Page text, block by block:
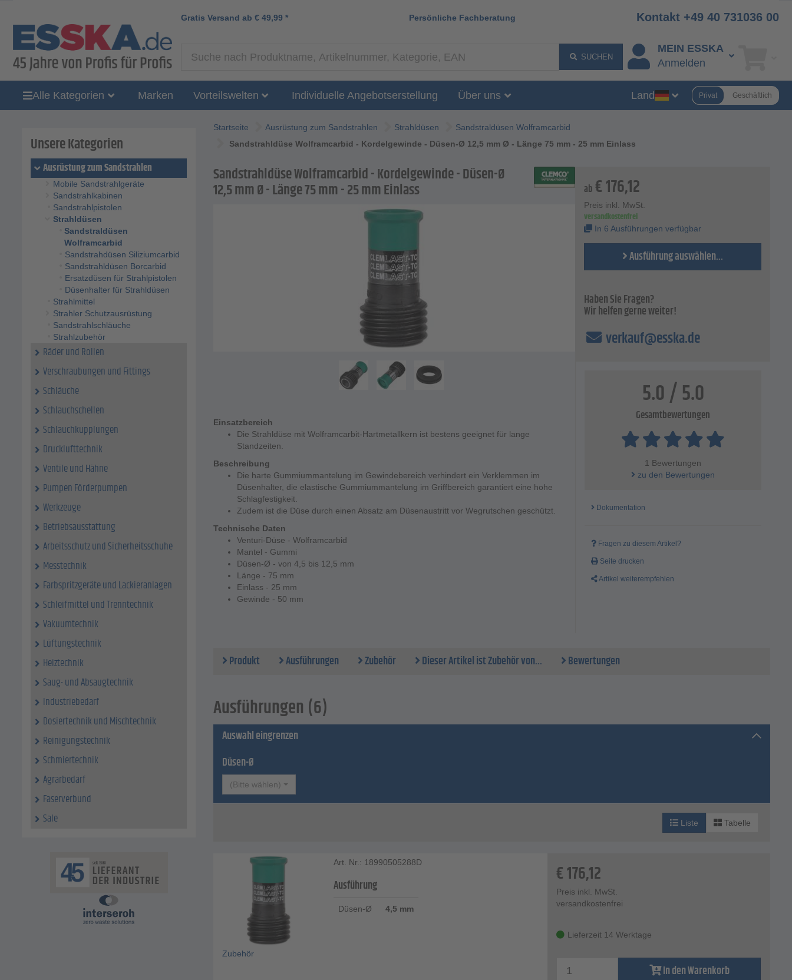
Gratis Versand ab € 49,99 * Persönliche Fachberatung Kontakt +49 40 731036 00
SUCHEN
MEIN ESSKA
Anmelden
Alle Kategorien Marken Vorteilswelten Individuelle Angebotserstellung Über uns Land Privat Geschäftlich
Unsere Kategorien
Ausrüstung zum Sandstrahlen
Mobile Sandstrahlgeräte
Sandstrahlkabinen
Sandstrahlpistolen
Strahldüsen
Sandstraldüsen
Wolframcarbid
Sandstrahdüsen Siliziumcarbid
Sandstrahldüsen Borcarbid
Ersatzdüsen für Strahlpistolen
Düsenhalter für Strahldüsen
Strahlmittel
Strahler Schutzausrüstung
Sandstrahlschläuche
Strahlzubehör
Räder und Rollen
Verschraubungen und Fittings
Schläuche
Schlauchschellen
Schlauchkupplungen
Drucklufttechnik
Ventile und Hähne
Pumpen Förderpumpen
Werkzeuge
Betriebsausstattung
Arbeitsschutz und Sicherheitsschuhe
Messtechnik
Farbspritzgeräte und Lackieranlagen
Schleifmittel und Trenntechnik
Vakuumtechnik
Lüftungstechnik
Heiztechnik
Saug- und Absaugtechnik
Industriebedarf
Dosiertechnik und Mischtechnik
Reinigungstechnik
Schmiertechnik
Agrarbedarf
Faserverbund
Sale
Startseite Ausrüstung zum Sandstrahlen Strahldüsen
Sandstraldüsen Wolframcarbid
Sandstrahldüse Wolframcarbid - Kordelgewinde - Düsen-Ø 12,5 mm Ø - Länge 75 mm - 25 mm Einlass
Sandstrahldüse Wolframcarbid - Kordelgewinde - Düsen-Ø
12,5 mm Ø - Länge 75 mm - 25 mm Einlass
Einsatzbereich
Die Strahldüse mit Wolframcarbit-Hartmetallkern ist bestens geeignet für lange
Standzeiten.
Beschreibung
Die harte Gummiummantelung im Gewindebereich verhindert ein Verklemmen im
Düsenhalter, die elastische Gummiummantelung im Griffbereich garantiert eine hohe
Schlagfestigkeit.
Zudem ist die Düse durch einen Absatz am Düsenaustritt vor Wegrutschen geschützt.
Technische Daten
Venturi-Düse - Wolframcarbid
Mantel - Gummi
Düsen-Ø - von 4,5 bis 12,5 mm
Länge - 75 mm
Einlass - 25 mm
Gewinde - 50 mm
ab €176,12
Preis inkl. MwSt.
versandkostenfrei
In 6 Ausführungen verfügbar
Ausführung auswählen...
Haben Sie Fragen?
Wir helfen gerne weiter!
verkauf@esska.de
5.0 / 5.0
Gesamtbewertungen
1 Bewertungen
zu den Bewertungen
Dokumentation
Fragen zu diesem Artikel?
Seite drucken
Artikel weiterempfehlen
Produkt Ausführungen Zubehör Dieser Artikel ist Zubehör von... Bewertungen
Ausführungen (6)
Auswahl eingrenzen
Düsen-Ø
(Bitte wählen)
Liste Tabelle
Art. Nr.: 18990505288D
Ausführung
Düsen-Ø 4,5 mm
Zubehör
€176,12
Preis inkl. MwSt.
versandkostenfrei
Lieferzeit 14 Werktage
In den Warenkorb